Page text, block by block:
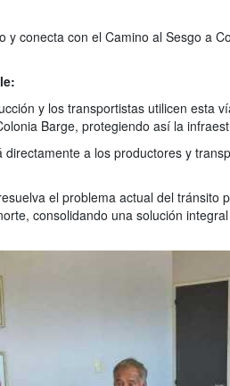
conecta con el Camino al Sesgo a
y los transportistas utilicen esta
Barge, protegiendo así la
a los productores y
el problema actual del tránsito
consolidando una solución